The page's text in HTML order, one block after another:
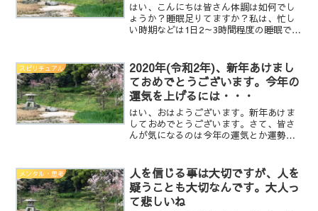
はい、こんにちは皆さん体調は如何でし
ょうか？睡眠足りてますか？私は、忙し
い時期などは1日2～3時間程度の睡眠で
「それで足りる？眠くならない？」とか
「体調壊すから、しっかり...
スピリチュアル
2020年(令和2年)、新年あけまし
ておめでとうございます。今年の
運気を上げるには・・・
はい、おはようございます。新年あけま
しておめでとうございます。さて、皆さ
んが気になるのは今年の運気とか運勢で
る』です。自分だけじゃ駄目ですよ！周
りの人も皆が笑顔でいれる事が幸せ...
メンタル・思考
人を信じる事は大切ですが、人を
疑うことも大切なんです。大人っ
て悲しいね